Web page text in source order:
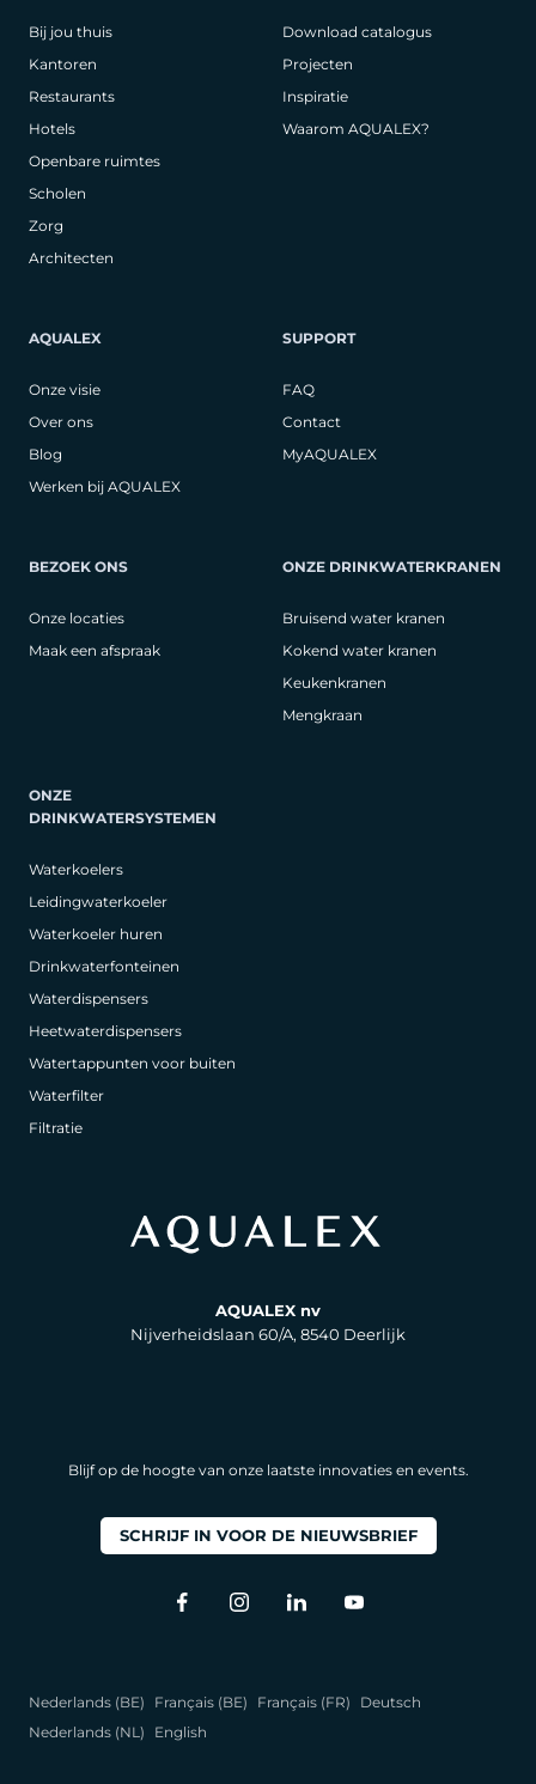
Bij jou thuis
Kantoren
Restaurants
Hotels
Openbare ruimtes
Scholen
Zorg
Architecten
Download catalogus
Projecten
Inspiratie
Waarom AQUALEX?
AQUALEX
Onze visie
Over ons
Blog
Werken bij AQUALEX
SUPPORT
FAQ
Contact
MyAQUALEX
BEZOEK ONS
Onze locaties
Maak een afspraak
ONZE DRINKWATERKRANEN
Bruisend water kranen
Kokend water kranen
Keukenkranen
Mengkraan
ONZE
DRINKWATERSYSTEMEN
Waterkoelers
Leidingwaterkoeler
Waterkoeler huren
Drinkwaterfonteinen
Waterdispensers
Heetwaterdispensers
Watertappunten voor buiten
Waterfilter
Filtratie
AQUALEX nv
Nijverheidslaan 60/A, 8540 Deerlijk
Blijf op de hoogte van onze laatste innovaties en events.
SCHRIJF IN VOOR DE NIEUWSBRIEF
Nederlands (BE) Français (BE) Français (FR)
Deutsch
Nederlands (NL)
English